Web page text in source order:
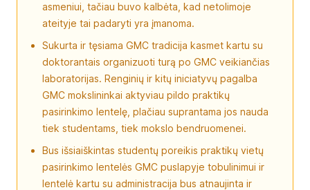
asmeniui, tačiau buvo kalbėta, kad netolimoje
ateityje tai padaryti yra įmanoma.
Sukurta ir tęsiama GMC tradicija kasmet kartu su
doktorantais organizuoti turą po GMC veikiančias
laboratorijas. Renginių ir kitų iniciatyvų pagalba
GMC mokslininkai aktyviau pildo praktikų
pasirinkimo lentelę, plačiau suprantama jos nauda
tiek studentams, tiek mokslo bendruomenei.
Bus išsiaiškintas studentų poreikis praktikų vietų
pasirinkimo lentelės GMC puslapyje tobulinimui ir
lentelė kartu su administracija bus atnaujinta ir